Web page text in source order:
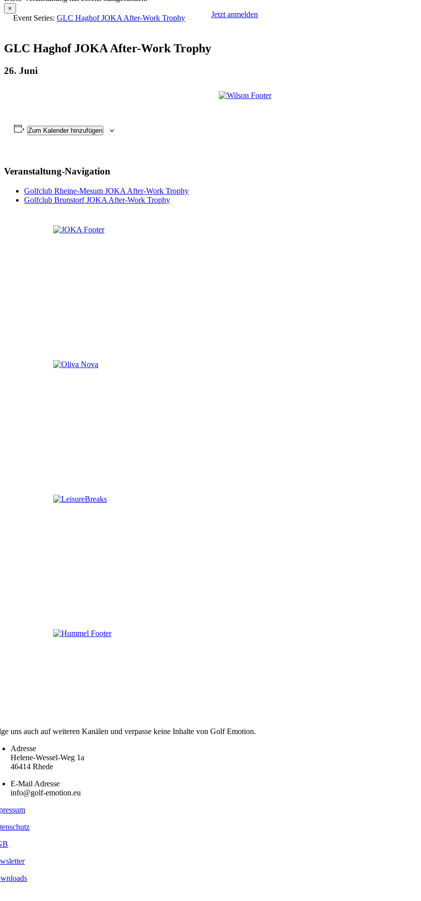
×
Event Series: GLC Haghof JOKA After-Work Trophy
GLC Haghof JOKA After-Work Trophy
26. Juni
Zum Kalender hinzufügen
Veranstaltung-Navigation
Golfclub Rheine-Mesum JOKA After-Work Trophy
Golfclub Brunstorf JOKA After-Work Trophy
Jetzt anmelden
uns auch auf weiteren Kanälen und verpasse keine Inhalte von Golf Emotion.
Adresse
Helene-Wessel-Weg 1a
46414 Rhede
E-Mail Adresse
info@golf-emotion.eu